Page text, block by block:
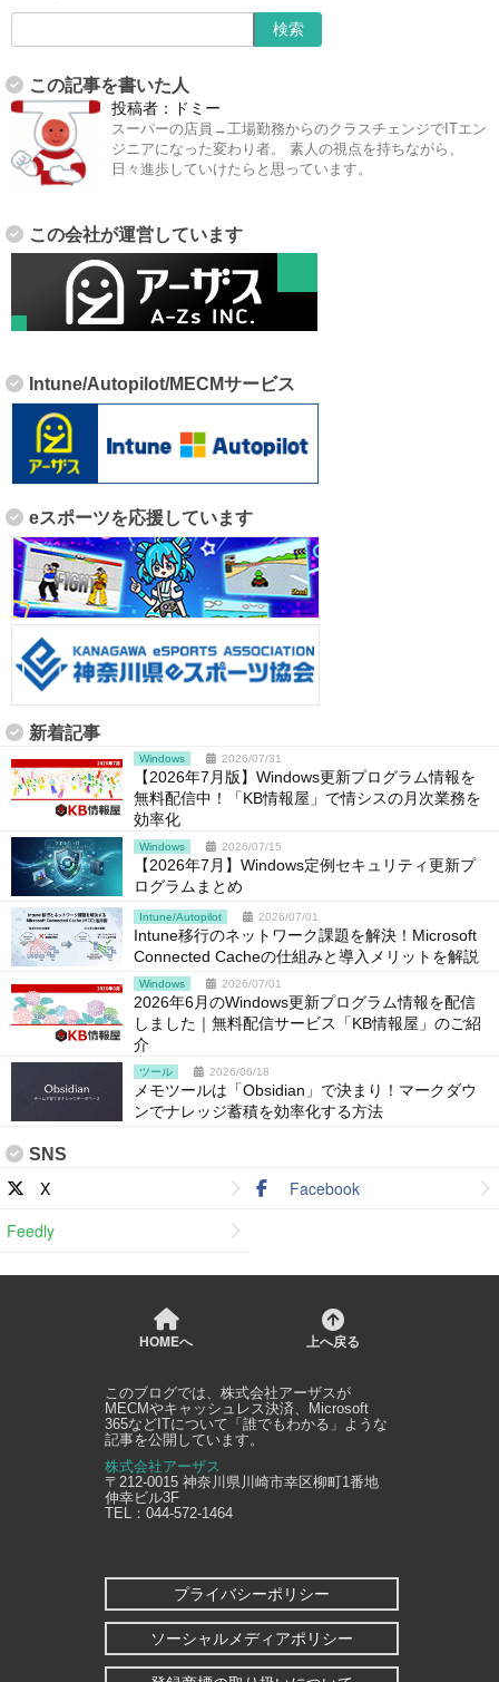
この記事を書いた人
投稿者： ドミー
スーパーの店員→工場勤務からのクラスチェンジでITエン
ジニアになった変わり者。 素人の視点を持ちながら、
日々進歩していけたらと思っています。
この会社が運営しています
Intune/Autopilot/MECMサービス
eスポーツを応援しています
新着記事
Windows 2026/07/31
【2026年7月版】Windows更新プログラム情報を
無料配信中！「KB情報屋」で情シスの月次業務を
効率化
Windows 2026/07/15
【2026年7月】Windows定例セキュリティ更新プ
ログラムまとめ
Intune/Autopilot 2026/07/01
Intune移行のネットワーク課題を解決！Microsoft
Connected Cacheの仕組みと導入メリットを解説
Windows 2026/07/01
2026年6月のWindows更新プログラム情報を配信
しました｜無料配信サービス「KB情報屋」のご紹
介
ツール 2026/06/18
メモツールは「Obsidian」で決まり！マークダウ
ンでナレッジ蓄積を効率化する方法
SNS
X
Facebook
Feedly
HOMEへ 上へ戻る
このブログでは、 株式会社アーザスが
MECMやキャッシュレス決済、Microsoft
365などITについて「誰でもわかる」ような
記事を公開しています。
株式会社アーザス
〒212-0015 神奈川県川崎市幸区柳町1番地
伸幸ビル3F
TEL： 044-572-1464
プライバシーポリシー
ソーシャルメディアポリシー